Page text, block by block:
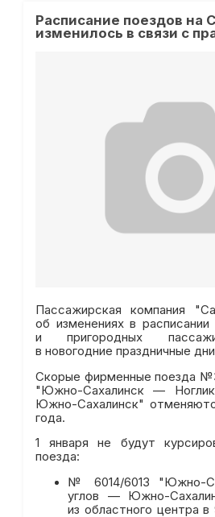
Расписание поездов на
изменилось в связи с
Пассажирская компания
об изменениях в
и пригородных
в новогодние праздничные
Скорые фирменные поезда
"Южно-Сахалинск —
Южно-Сахалинск"
года.
1 января не будут
поезда:
№ 6014/6013 "Южно-
углов — Южно-
из областного центра в